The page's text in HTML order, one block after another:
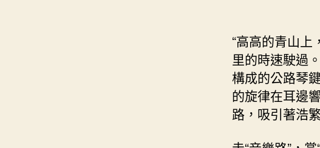
“高高的青山
里的時速駛過
構成的公路琴
的旋律在耳邊
路，吸引著浩